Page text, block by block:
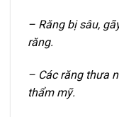
– Răng bị sâu,
răng.
– Các răng thưa
thẩm mỹ.